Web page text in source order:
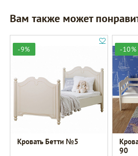
Вам также может
-9%
Кровать Бетти №5
-10%
90